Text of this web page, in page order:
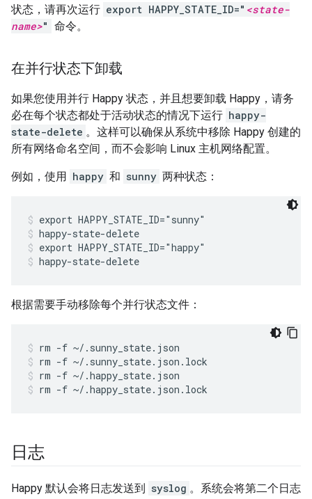
状态，请再次运行 export HAPPY_STATE_ID=" <state-
name>" 命令。
在并行状态下卸载
如果您使用并行 Happy 状态，并且想要卸载 Happy，请务
必在每个状态都处于活动状态的情况下运行 happy-
state-delete 。这样可以确保从系统中移除 Happy 创建的
所有网络命名空间，而不会影响 Linux 主机网络配置。
例如，使用 happy 和 sunny 两种状态：
export HAPPY_STATE_ID="sunny"
happy-state-delete
export HAPPY_STATE_ID="happy"
happy-state-delete
根据需要手动移除每个并行状态文件：
rm -f ~/.sunny_state.json
rm -f ~/.sunny_state.json.lock
rm -f ~/.happy_state.json
rm -f ~/.happy_state.json.lock
日志
Happy 默认会将日志发送到 syslog 。系统会将第二个日志